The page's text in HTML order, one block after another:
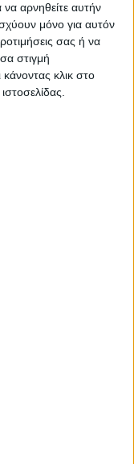
αρνηθείτε αυτήν
μόνο για αυτόν
σας ή να
στιγμή
κλικ στο
έδωσε τη
στο
και
αθλητισμό.